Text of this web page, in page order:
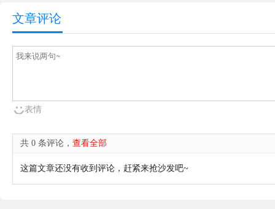
文章评论
表情
共 0 条评论， 查看全部
这篇文章还没有收到评论，赶紧来抢沙发吧~